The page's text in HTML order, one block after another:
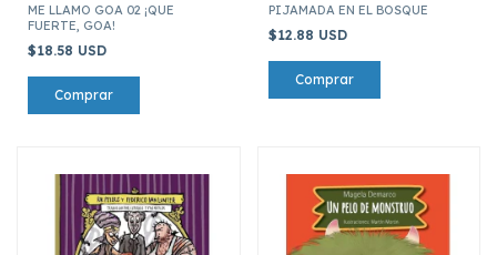
ME LLAMO GOA 02 ¡QUE
FUERTE, GOA!
$18.58 USD
PIJAMADA EN EL BOSQUE
$12.88 USD